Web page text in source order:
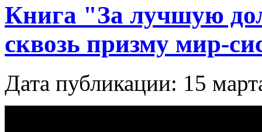
Книга "За лучшую
сквозь призму мир-
Дата публикации: 15